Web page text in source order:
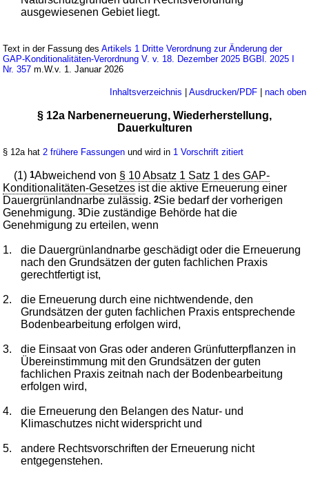
ausgewiesenen Gebiet liegt.
Text in der Fassung desArtikels 1 Dritte Verordnung zur Änderung der
GAP-Konditionalitäten-Verordnung V. v. 18. Dezember 2025 BGBl. 2025 I
Nr. 357 m.W.v. 1. Januar 2026
Inhaltsverzeichnis Ausdrucken/PDF| nach oben
§ 12a Narbenerneuerung, Wiederherstellung,
Dauerkulturen
§ 12a hat2 frühere Fassungen und wird in 1 Vorschrift zitiert
(1)1Abweichend von § 10 Absatz 1 Satz 1 des GAP-
Konditionalitäten-Gesetzes ist die aktive Erneuerung einer
Dauergrünlandnarbe zulässig.2Sie bedarf der vorherigen
Genehmigung.3Die zuständige Behörde hat die
Genehmigung zu erteilen, wenn
1.
die Dauergrünlandnarbe geschädigt oder die Erneuerung
nach den Grundsätzen der guten fachlichen Praxis
gerechtfertigt ist,
2.
die Erneuerung durch eine nichtwendende, den
Grundsätzen der guten fachlichen Praxis entsprechende
Bodenbearbeitung erfolgen wird,
3.
die Einsaat von Gras oder anderen Grünfutterpflanzen in
Übereinstimmung mit den Grundsätzen der guten
fachlichen Praxis zeitnah nach der Bodenbearbeitung
erfolgen wird,
4.
die Erneuerung den Belangen des Natur- und
Klimaschutzes nicht widerspricht und
5.
andere Rechtsvorschriften der Erneuerung nicht
entgegenstehen.